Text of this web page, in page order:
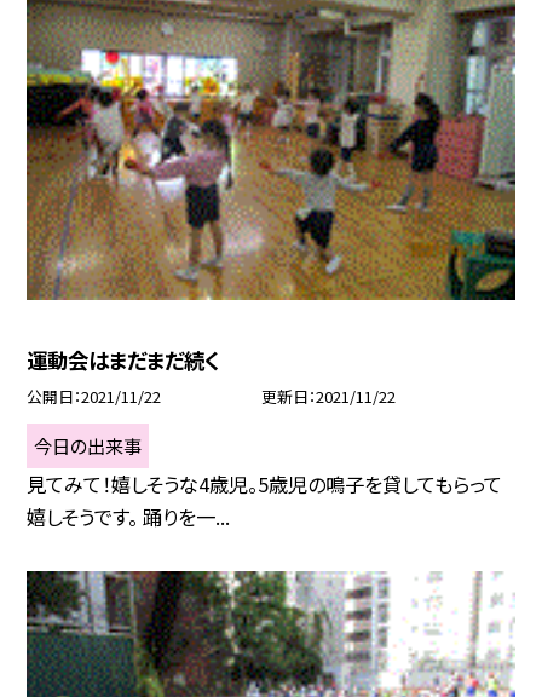
運動会はまだまだ続く
公開日 2021/11/22 更新日 2021/11/22
今日の出来事
見てみて！嬉しそうな4歳児。5歳児の鳴子を貸してもらって
嬉しそうです。 踊りを一...